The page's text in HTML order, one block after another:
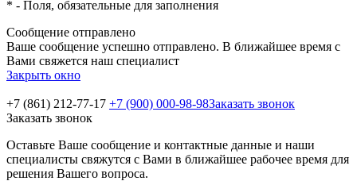
* - Поля, обязательные для заполнения
Сообщение отправлено
Ваше сообщение успешно отправлено. В ближайшее время с
Вами свяжется наш специалист
Закрыть окно
+7 (861) 212-77-17 +7 (900) 000-98-98Заказать звонок
Заказать звонок
Оставьте Ваше сообщение и контактные данные и наши
специалисты свяжутся с Вами в ближайшее рабочее время для
решения Вашего вопроса.